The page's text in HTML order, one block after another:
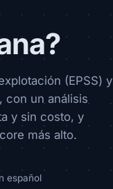
(EPSS) y
con un análisis
y sin costo, y
más alto.
español